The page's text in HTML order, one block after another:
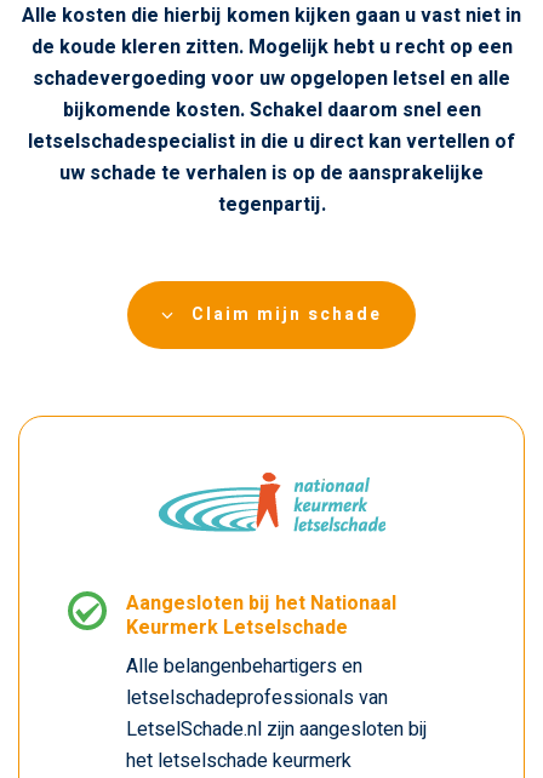
Alle kosten die hierbij komen kijken gaan u vast niet in
de koude kleren zitten. Mogelijk hebt u recht op een
schadevergoeding voor uw opgelopen letsel en alle
bijkomende kosten. Schakel daarom snel een
letselschadespecialist in die u direct kan vertellen of
uw schade te verhalen is op de aansprakelijke
tegenpartij.
Claim mijn schade
Aangesloten bij het Nationaal
Keurmerk Letselschade
Alle belangenbehartigers en
letselschadeprofessionals van
LetselSchade.nl zijn aangesloten bij
het letselschade keurmerk